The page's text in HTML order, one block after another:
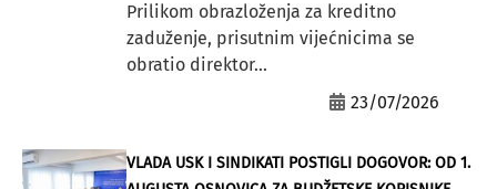
Prilikom obrazloženja za kreditno
zaduženje, prisutnim vijećnicima se
obratio direktor...
23/07/2026
VLADA USK I SINDIKATI POSTIGLI DOGOVOR: OD 1.